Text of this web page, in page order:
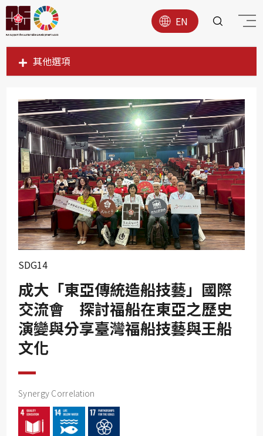
EN
其他選項
SDG1
SDG3
SDG4
SDG5
SDG6
SDG7
SDG8
SDG9
SDG11
SDG12
SDG13
SDG14
成大「東亞傳統造船技藝」國際
交流會 探討福船在東亞之歷史
演變與分享臺灣福船技藝與王船
文化
Synergy Correlation